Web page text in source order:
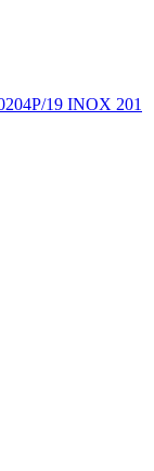
19 INOX 201